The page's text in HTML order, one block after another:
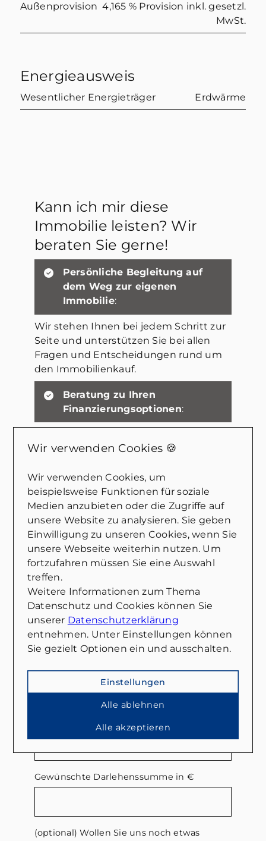
Außenprovision 4,165 % Provision inkl. gesetzl.
MwSt.
Energieausweis
Wesentlicher Energieträger Erdwärme
Kann ich mir diese
Immobilie leisten? Wir
beraten Sie gerne!
Persönliche Begleitung auf
dem Weg zur eigenen
Immobilie:
Wir stehen Ihnen bei jedem Schritt zur
Seite und unterstützen Sie bei allen
Fragen und Entscheidungen rund um
den Immobilienkauf.
Beratung zu Ihren
Finanzierungsoptionen:
finanzielle Situation und zeigen Ihnen
Finanzierungsmodelle auf, die zu Ihren
Bedürfnissen passen.
Bitte füllen Sie das Formular
aus :
Angaben zur finanziellen Situation
Gewünschte Darlehenssumme in €
(optional) Wollen Sie uns noch etwas
Wir verwenden Cookies 🍪
Wir verwenden Cookies, um
beispielsweise Funktionen für soziale
Medien anzubieten oder die Zugriffe auf
unsere Website zu analysieren. Sie geben
Einwilligung zu unseren Cookies, wenn Sie
unsere Webseite weiterhin nutzen. Um
fortzufahren müssen Sie eine Auswahl
treffen.
Weitere Informationen zum Thema
Datenschutz und Cookies können Sie
unserer Datenschutzerklärung
entnehmen. Unter Einstellungen können
Sie gezielt Optionen ein und ausschalten.
Einstellungen
Alle ablehnen
Alle akzeptieren